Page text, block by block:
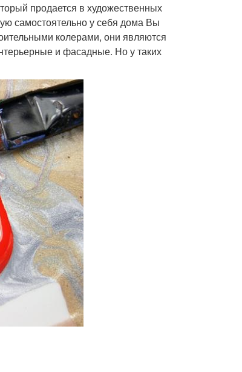
продается в художественных
самостоятельно у себя дома Вы
колерами, они являются
и фасадные. Но у таких